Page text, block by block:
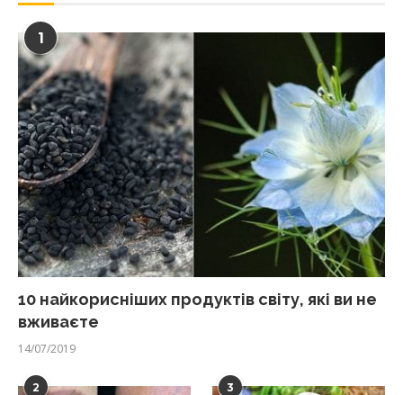
1
10 найкорисніших продуктів світу, які ви не
вживаєте
14/07/2019
2 3